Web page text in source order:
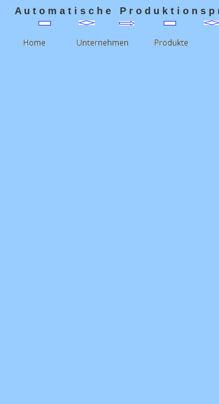
A u t o m a t i s c h e P r o d u k t i o n s